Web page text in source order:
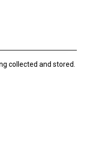
collected and stored.